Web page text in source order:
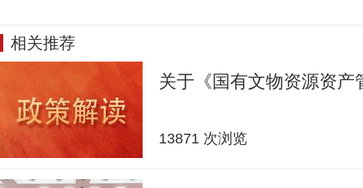
相关推荐
关于《国有文物资源资
13871 次浏览